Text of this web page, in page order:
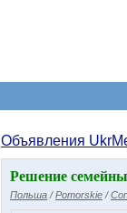
Объявления
Решение
Польша /Pomorskie /